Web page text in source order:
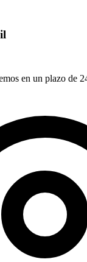
en un plazo de